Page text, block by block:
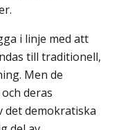
i linje med att
till traditionell,
Men de
deras
det demokratiska